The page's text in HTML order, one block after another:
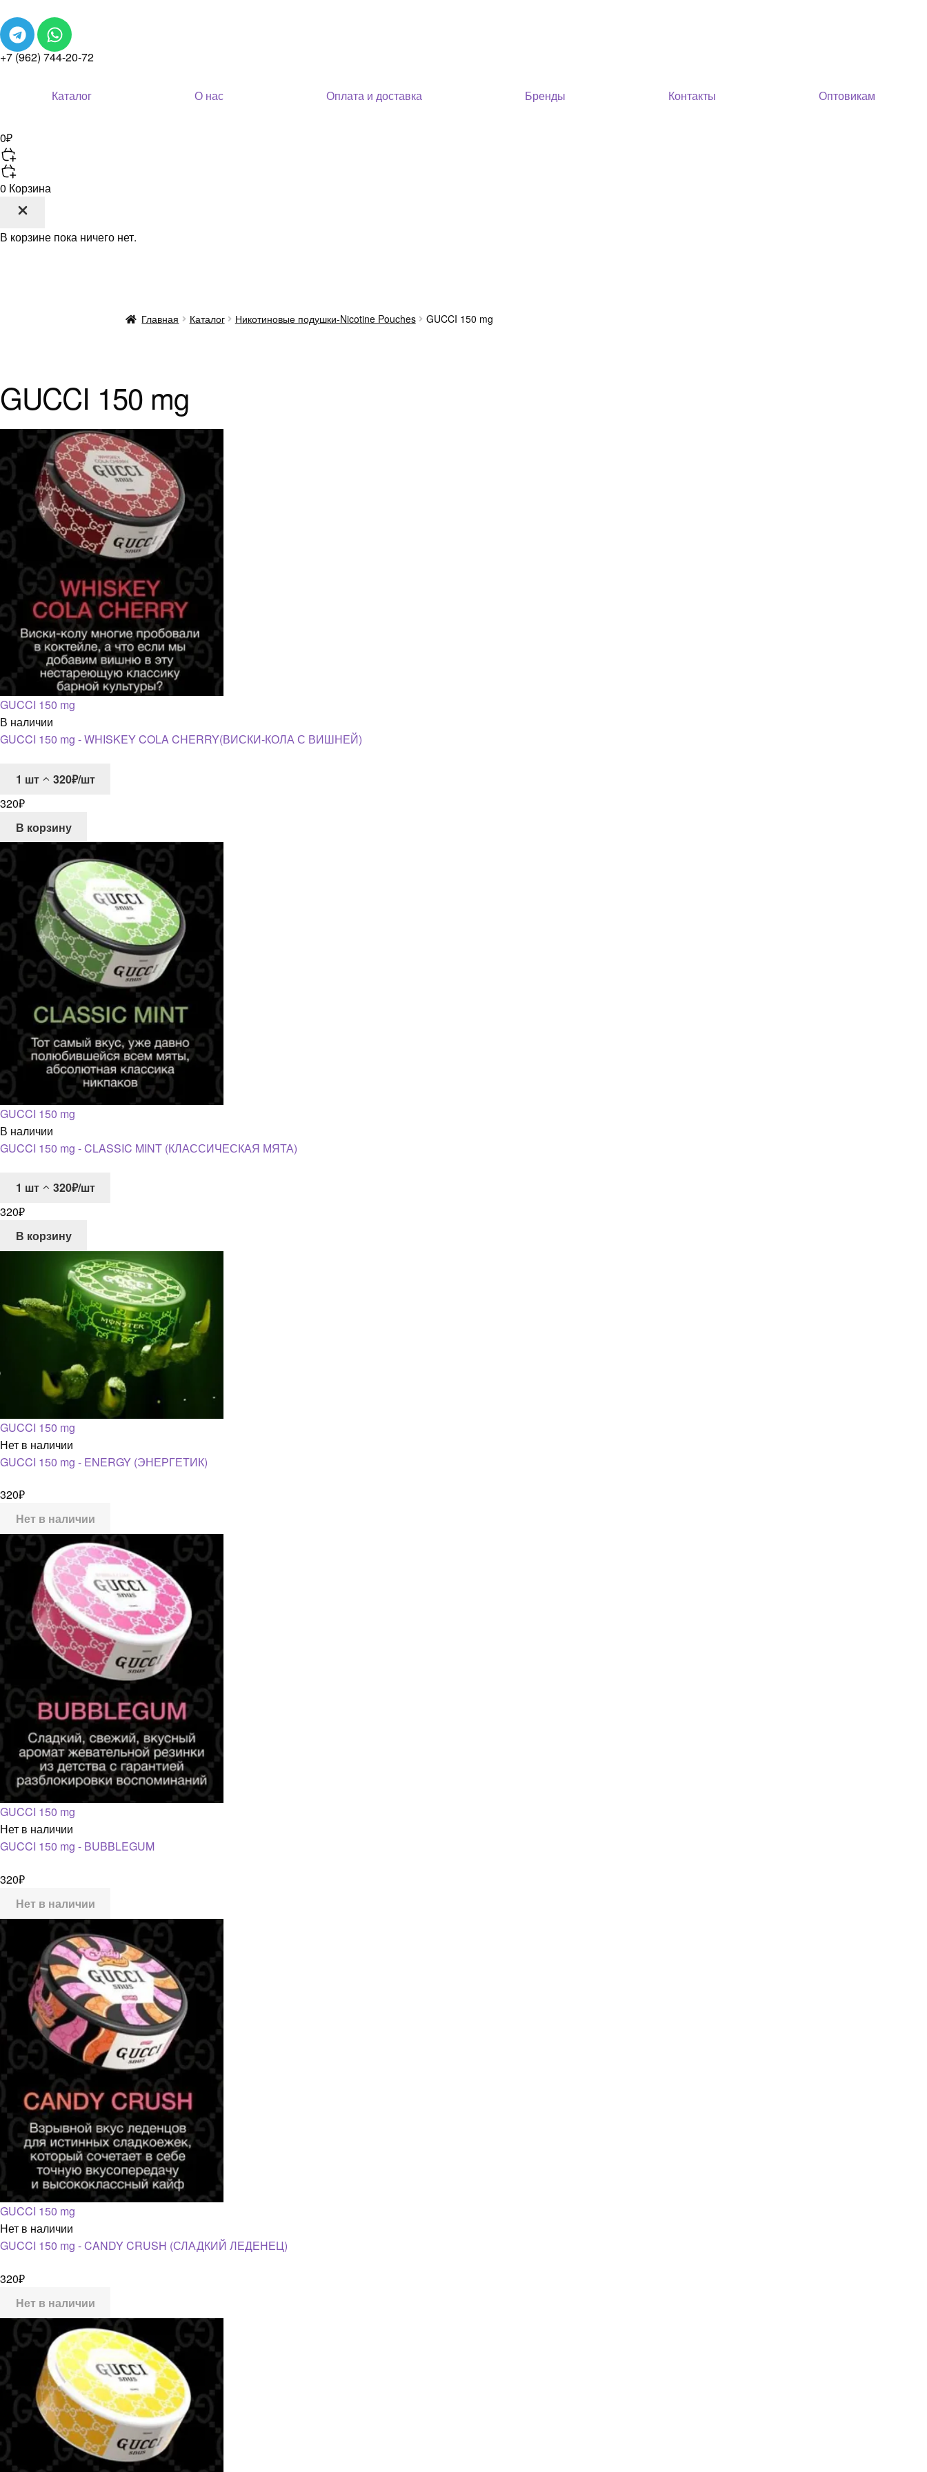
+7 (962) 744-20-72
Каталог О нас Оплата и доставка Бренды Контакты Оптовикам
0₽
0 Корзина
В корзине пока ничего нет.
Главная Каталог Никотиновые подушки-Nicotine Pouches GUCCI 150 mg
GUCCI 150 mg
GUCCI 150 mg
В наличии
GUCCI 150 mg - WHISKEY COLA CHERRY(ВИСКИ-КОЛА С ВИШНЕЙ)
1 шт
320₽/шт
320₽
В корзину
GUCCI 150 mg
В наличии
GUCCI 150 mg - CLASSIC MINT (КЛАССИЧЕСКАЯ МЯТА)
1 шт
320₽/шт
320₽
В корзину
GUCCI 150 mg
Нет в наличии
GUCCI 150 mg - ENERGY (ЭНЕРГЕТИК)
320₽
Нет в наличии
GUCCI 150 mg
Нет в наличии
GUCCI 150 mg - BUBBLEGUM
320₽
Нет в наличии
GUCCI 150 mg
Нет в наличии
GUCCI 150 mg - CANDY CRUSH (СЛАДКИЙ ЛЕДЕНЕЦ)
320₽
Нет в наличии